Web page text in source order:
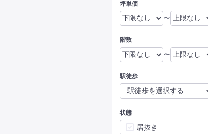
坪単価
〜
階数
〜
駅徒歩
状態
居抜き